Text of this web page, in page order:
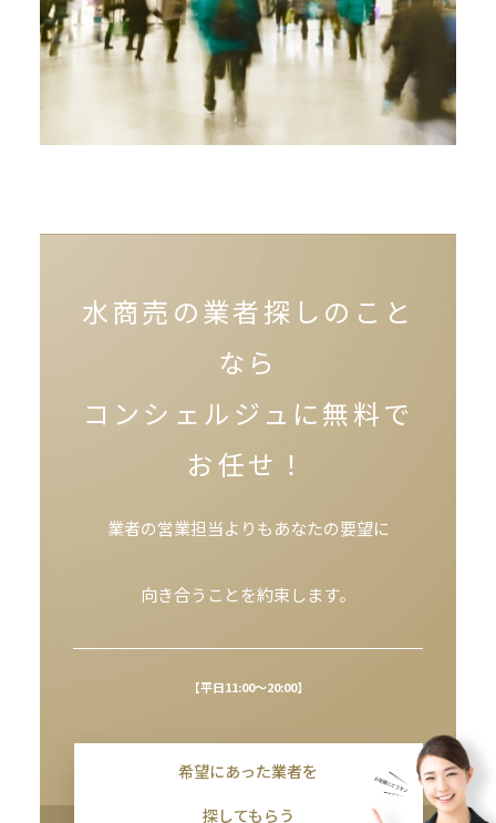
水商売の業者探しのこと
なら
コンシェルジュに無料で
お任せ！
業者の営業担当よりもあなたの要望に
向き合うことを約束します。
【平日11:00～20:00】
希望にあった業者を
探してもらう